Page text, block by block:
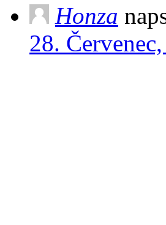
Honza
28.